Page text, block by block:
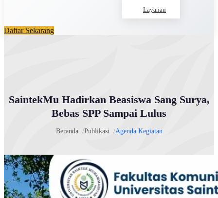
Layanan
Daftar Sekarang
SaintekMu Hadirkan Beasiswa Sang Surya,
Bebas SPP Sampai Lulus
Beranda Publikasi Agenda Kegiatan